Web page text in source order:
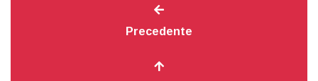
Precedente